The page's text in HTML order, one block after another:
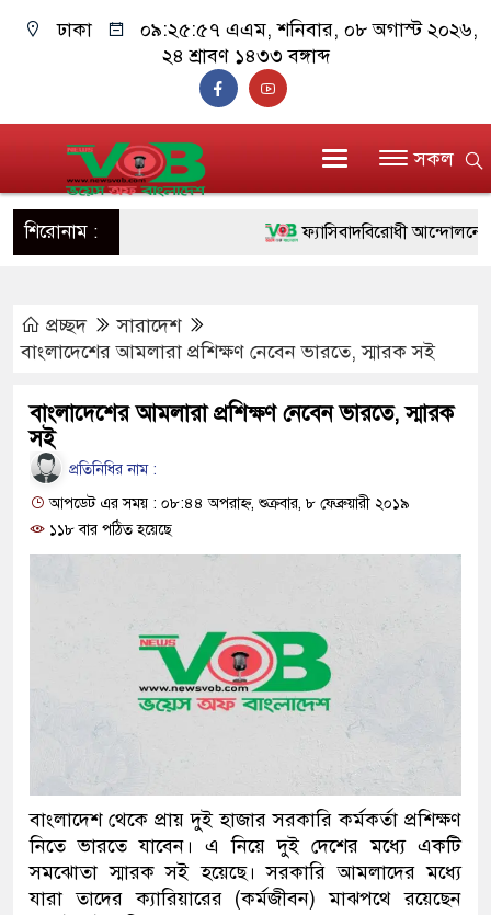
ঢাকা ০৯:২৫:৫৮ এএম, শনিবার, ০৮ অগাস্ট ২০২৬,
২৪ শ্রাবণ ১৪৩৩ বঙ্গাব্দ
সকল
শিরোনাম : ফ্যাসিবাদবিরোধী আন্দোলনে
উদ্ধার
প্রধানমন্ত্রী
মিরপুর মডেল থানার অভিযানে
মাদক কারবারি গ্রেফতার
২৮ লাখ টাকার জাল নোটসহ
থানা পুলিশ
যেকোনো সময় বেনজীরের
নেতৃত্ব ও গণতন্ত্রের মূর্তমান
যে ভাবে ডেভিড ইমনের কাছে
‘আজহার খান’
প্রচ্ছদ
সারাদেশ
বাংলাদেশের আমলারা প্রশিক্ষণ নেবেন ভারতে, স্মারক সই
বাংলাদেশের আমলারা প্রশিক্ষণ নেবেন ভারতে, স্মারক
সই
প্রতিনিধির নাম :
আপডেট এর সময় : ০৮:৪৪ অপরাহ্ন, শুক্রবার, ৮ ফেব্রুয়ারী ২০১৯
১১৮ বার পঠিত হয়েছে
বাংলাদেশ থেকে প্রায় দুই হাজার সরকারি কর্মকর্তা প্রশিক্ষণ
নিতে ভারতে যাবেন। এ নিয়ে দুই দেশের মধ্যে একটি
সমঝোতা স্মারক সই হয়েছে। সরকারি আমলাদের মধ্যে
যারা তাদের ক্যারিয়ারের (কর্মজীবন) মাঝপথে রয়েছেন